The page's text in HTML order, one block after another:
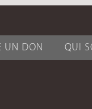
UN DON QUI